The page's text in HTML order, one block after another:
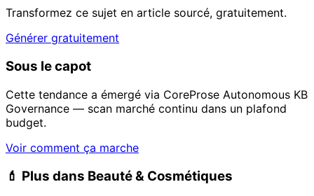
Transformez ce sujet en article sourcé, gratuitement.
Générer gratuitement
Sous le capot
Cette tendance a émergé via CoreProse Autonomous KB
Governance — scan marché continu dans un plafond
budget.
Voir comment ça marche
💄 Plus dans Beauté & Cosmétiques